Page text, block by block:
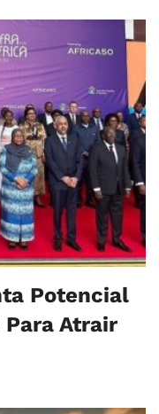
Potencial
Para Atrair